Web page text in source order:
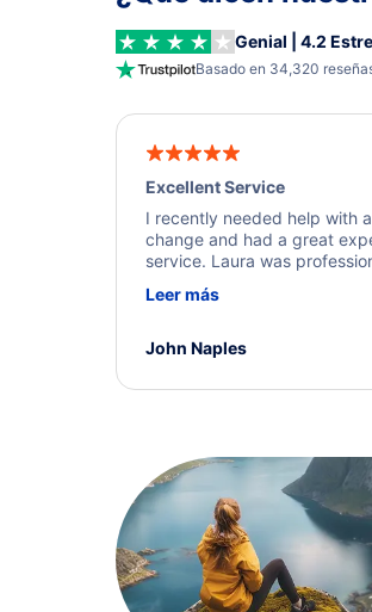
Genial | 4.2
Basado en 34,320
Excellent Service
I recently needed help with
change and had a great
service. Laura was
a solution and kept me
Leer más
John Naples